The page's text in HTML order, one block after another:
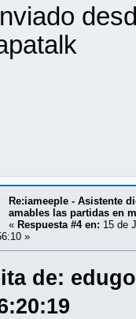
Re:iameeple - Asistente
amables las partidas en
« Respuesta #4 en: 15 de
»
de: